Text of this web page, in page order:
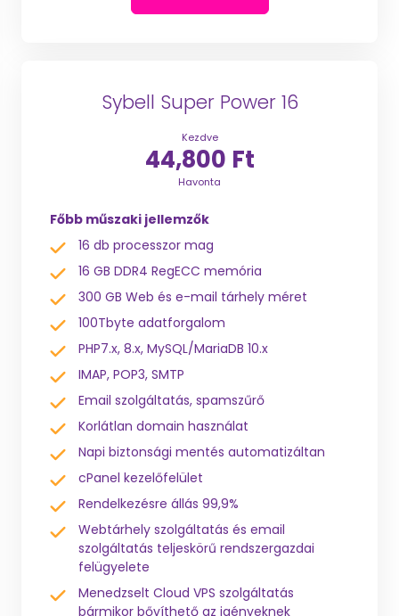
Sybell Super Power 16
Kezdve
44,800 Ft
Havonta
Főbb műszaki jellemzők
16 db processzor mag
16 GB DDR4 RegECC memória
300 GB Web és e-mail tárhely méret
100Tbyte adatforgalom
PHP7.x, 8.x, MySQL/MariaDB 10.x
IMAP, POP3, SMTP
Email szolgáltatás, spamszűrő
Korlátlan domain használat
Napi biztonsági mentés automatizáltan
cPanel kezelőfelület
Rendelkezésre állás 99,9%
Webtárhely szolgáltatás és email
szolgáltatás teljeskörű rendszergazdai
felügyelete
Menedzselt Cloud VPS szolgáltatás
bármikor bővíthető az igényeknek